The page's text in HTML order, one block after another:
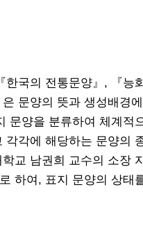
한국의 전통문양』, 『
은 문양의 뜻과 생성배경
문양을 분류하여 체계
각각에 해당하는 문양의
학교 남권희 교수의 소장
하여, 표지 문양의 상태